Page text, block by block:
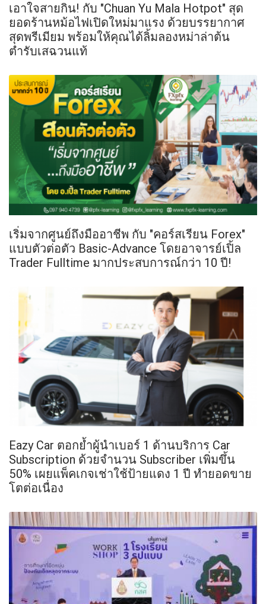
เอาใจสายกิน! กับ "Chuan Yu Mala Hotpot" สุด
ยอดร้านหม้อไฟเปิดใหม่มาแรง ด้วยบรรยากาศ
สุดพรีเมียม พร้อมให้คุณได้ลิ้มลองหม่าล่าต้น
ตำรับเสฉวนแท้
เริ่มจากศูนย์ถึงมืออาชีพ กับ "คอร์สเรียน Forex"
แบบตัวต่อตัว Basic-Advance โดยอาจารย์เปิ้ล
Trader Fulltime มากประสบการณ์กว่า 10 ปี!
Eazy Car ตอกย้ำผู้นำเบอร์ 1 ด้านบริการ Car
Subscription ด้วยจำนวน Subscriber เพิ่มขึ้น
50% เผยแพ็คเกจเช่าใช้ป้ายแดง 1 ปี ทำยอดขาย
โตต่อเนื่อง